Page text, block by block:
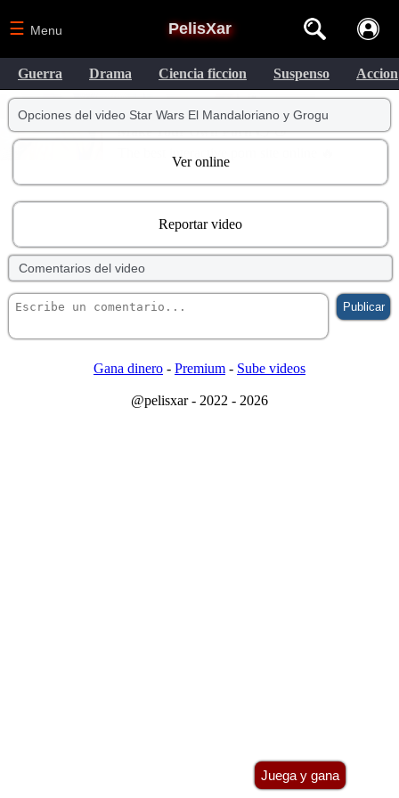
PelisXar
☰ Menu
Guerra Drama Ciencia ficcion Suspenso Accion
Juega y gana
Opciones del video Star Wars El Mandaloriano y Grogu
Ver online
Reportar video
Comentarios del video
Gana dinero- Premium- Sube videos
@pelisxar - 2022 - 2026